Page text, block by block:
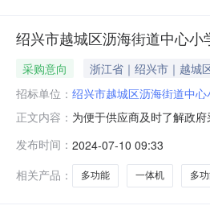
绍兴市越城区沥海街道中心
采购意向 浙江省｜绍兴市｜越城
招标单位： 绍兴市越城区沥海街道中心
正文内容： 为便于供应商及时了解政
金额（元）480000预计采
202
发布时间： 2024-07-10 09:33
相关产品：
多功能 一体机 多